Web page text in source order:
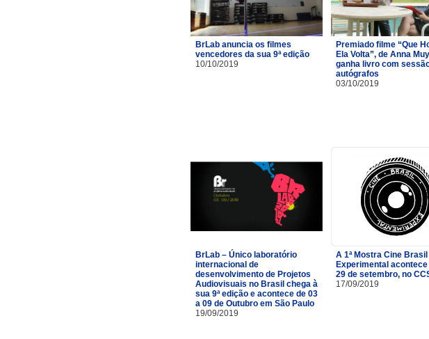
BrLab anuncia os filmes
vencedores da sua 9ª edição
10/10/2019
Premiado filme “Que
Ela Volta”, de Anna
ganha livro com
autógrafos
03/10/2019
BrLab – Único laboratório
internacional de
desenvolvimento de Projetos
Audiovisuais no Brasil chega à
sua 9ª edição e acontece de 03
a 09 de Outubro em São Paulo
19/09/2019
A 1ª Mostra Cine Brasil
Experimental acontece
29 de setembro, no
17/09/2019